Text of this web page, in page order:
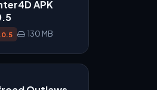
APK
130 MB